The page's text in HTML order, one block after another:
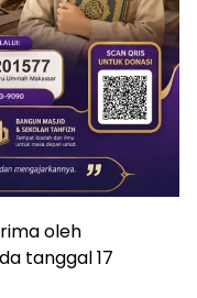
oleh
tanggal 17